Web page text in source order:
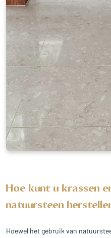
Hoe kunt u krassen
natuursteen
Hoewel het gebruik van